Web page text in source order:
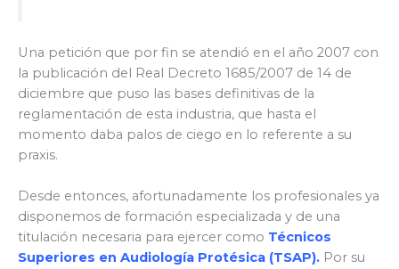
Una petición que por fin se atendió en el año 2007 con
la publicación del Real Decreto 1685/2007 de 14 de
diciembre que puso las bases definitivas de la
reglamentación de esta industria, que hasta el
momento daba palos de ciego en lo referente a su
praxis.
Desde entonces, afortunadamente los profesionales ya
disponemos de formación especializada y de una
titulación necesaria para ejercer como Técnicos
Superiores en Audiología Protésica (TSAP). Por su